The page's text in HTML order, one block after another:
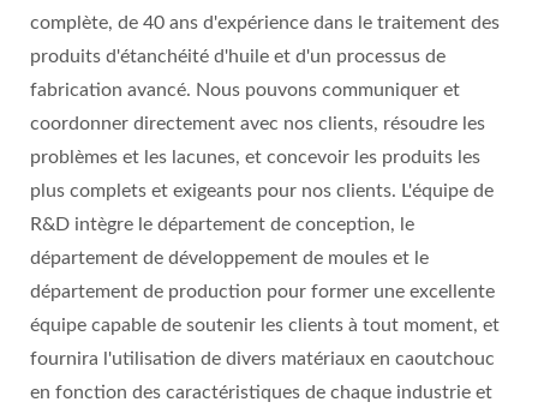
complète, de 40 ans d'expérience dans le traitement des
produits d'étanchéité d'huile et d'un processus de
fabrication avancé. Nous pouvons communiquer et
coordonner directement avec nos clients, résoudre les
problèmes et les lacunes, et concevoir les produits les
plus complets et exigeants pour nos clients. L'équipe de
R&D intègre le département de conception, le
département de développement de moules et le
département de production pour former une excellente
équipe capable de soutenir les clients à tout moment, et
fournira l'utilisation de divers matériaux en caoutchouc
en fonction des caractéristiques de chaque industrie et